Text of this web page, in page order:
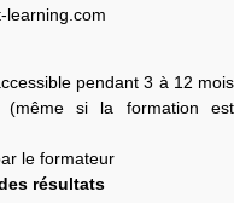
learning.com
pendant 3 à 12 mois
(même si la formation est
le formateur
résultats